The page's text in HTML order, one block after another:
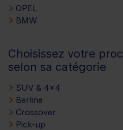
OPEL
BMW
Choisissez votre
selon sa catégorie
SUV & 4x4
Berline
Crossover
Pick-up